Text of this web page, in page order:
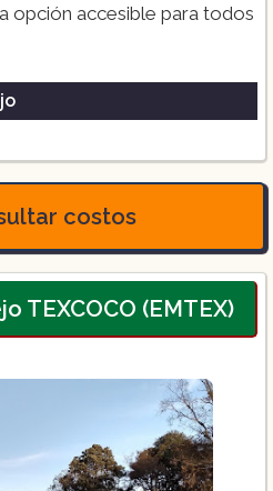
opción accesible para todos
manejo
defensivo
costos
TEXCOCO (EMTEX)